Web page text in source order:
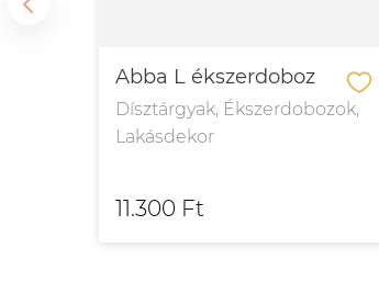
Abba L ékszerdoboz
Dísztárgyak, Ékszerdobozok,
Lakásdekor
11.300 Ft